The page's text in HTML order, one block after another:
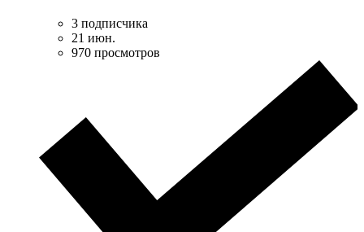
3 подписчика
21 июн.
970 просмотров